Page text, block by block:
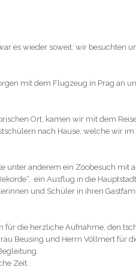
es wieder soweit: wir besuchten
mit dem Flugzeug in Prag an
Ort, kamen wir mit dem
nach Hause, welche wir
unter anderem ein Zoobesuch mit
ein Ausflug in die
und Schüler in ihren
für die herzliche Aufnahme, den
Beusing und Herrn Völlmert für
Zeit.